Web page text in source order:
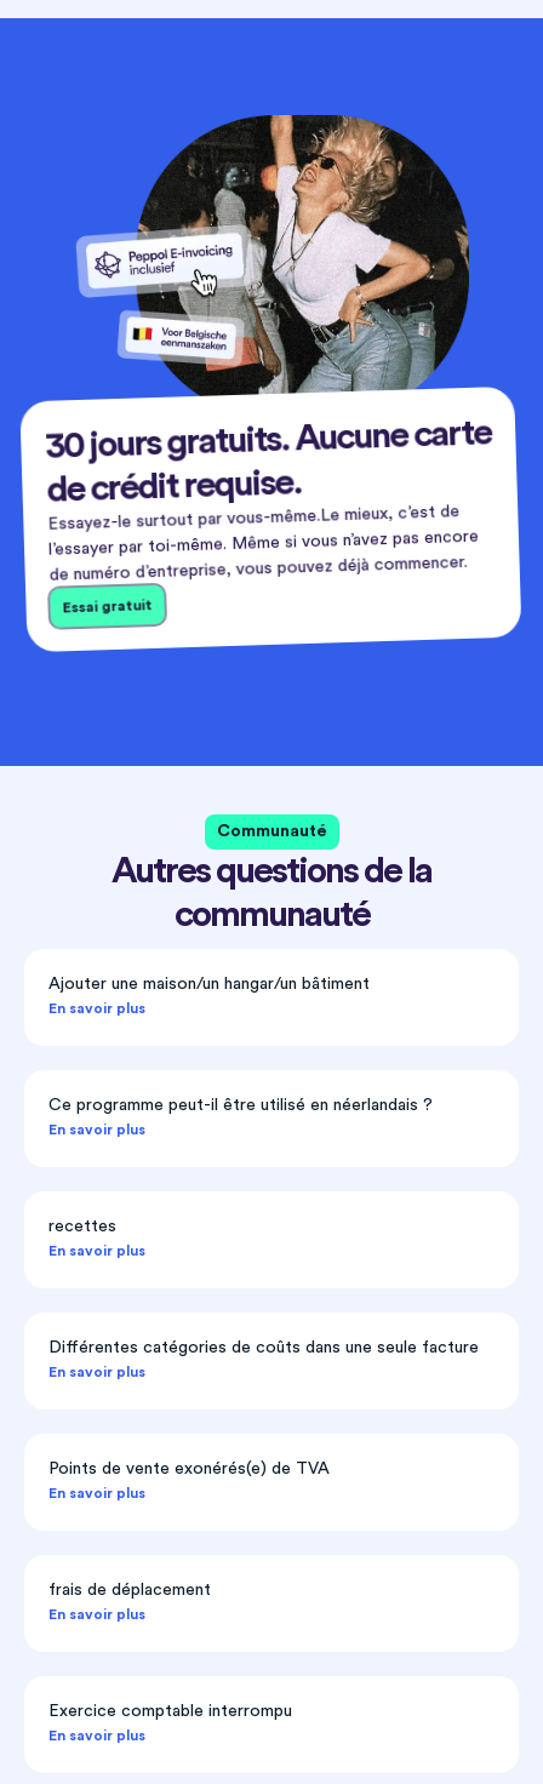
30 jours gratuits. Aucune carte
de crédit requise.
Essayez-le surtout par vous-même.Le mieux, c’est de
l’essayer par toi-même. Même si vous n’avez pas encore
de numéro d’entreprise, vous pouvez déjà commencer.
Essai gratuit
Communauté
Autres questions de la
communauté
Ajouter une maison/un hangar/un bâtiment
En savoir plus
Ce programme peut-il être utilisé en néerlandais ?
En savoir plus
recettes
En savoir plus
Différentes catégories de coûts dans une seule facture
En savoir plus
Points de vente exonérés(e) de TVA
En savoir plus
frais de déplacement
En savoir plus
Exercice comptable interrompu
En savoir plus